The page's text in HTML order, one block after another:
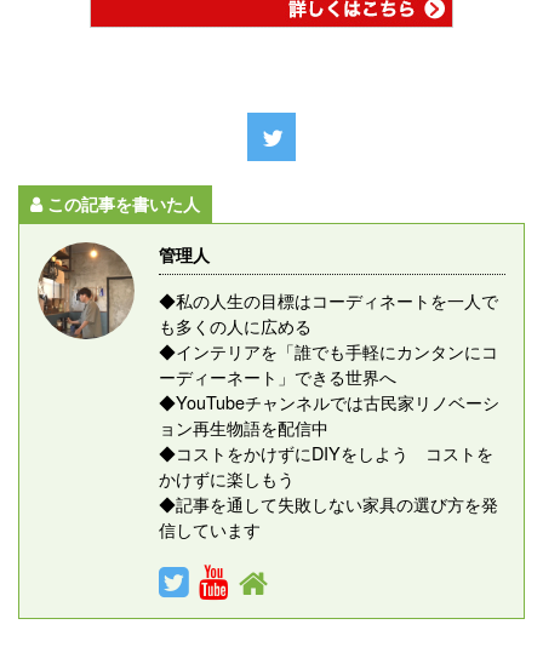
この記事を書いた人
管理人
◆私の人生の目標はコーディネートを一人で
も多くの人に広める
◆インテリアを「誰でも手軽にカンタンにコ
ーディーネート」できる世界へ
◆YouTubeチャンネルでは古民家リノベーシ
ョン再生物語を配信中
◆コストをかけずにDIYをしよう コストを
かけずに楽しもう
◆記事を通して失敗しない家具の選び方を発
信しています